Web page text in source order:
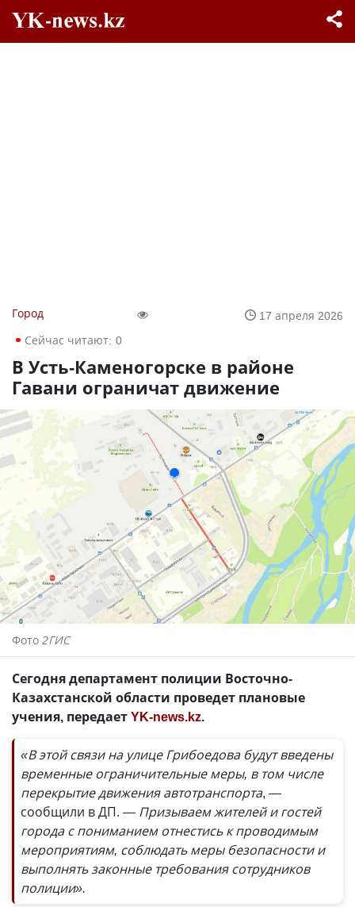
Город
17 апреля 2026
Сейчас читают: 0
В Усть-Каменогорске в районе
Гавани ограничат движение
Фото 2ГИС
Сегодня департамент полиции Восточно-
Казахстанской области проведет плановые
учения, передаетYK-news.kz.
«В этой связи на улице Грибоедова будут введены
временные ограничительные меры, в том числе
перекрытие движения автотранспорта, —
сообщили в ДП. — Призываем жителей и гостей
города с пониманием отнестись к проводимым
мероприятиям, соблюдать меры безопасности и
выполнять законные требования сотрудников
полиции».